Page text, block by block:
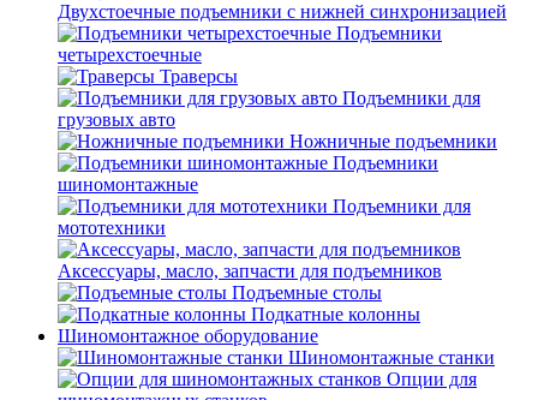
Двухстоечные подъемники с нижней синхронизацией
Подъемники
четырехстоечные
Траверсы
Подъемники для
грузовых авто
Ножничные подъемники
Подъемники
шиномонтажные
Подъемники для
мототехники
Аксессуары, масло, запчасти для подъемников
Подъемные столы
Подкатные колонны
Шиномонтажное оборудование
Шиномонтажные станки
Опции для